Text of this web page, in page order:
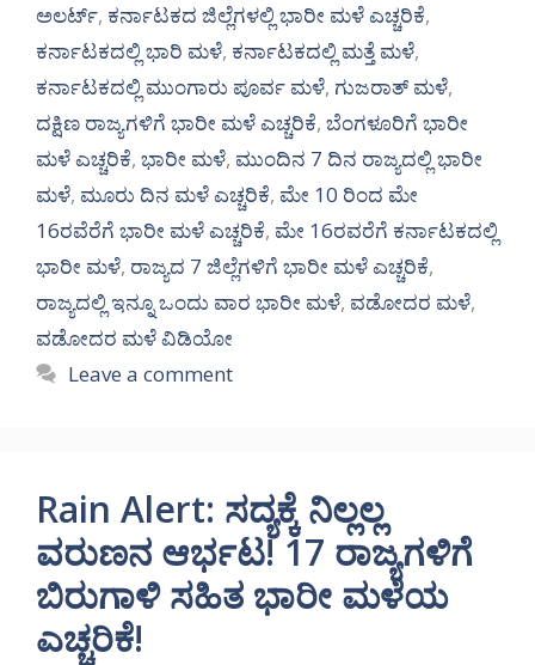
ಅಲರ್ಟ್‌, ಕರ್ನಾಟಕದ ಜಿಲ್ಲೆಗಳಲ್ಲಿ ಭಾರೀ ಮಳೆ ಎಚ್ಚರಿಕೆ,
ಕರ್ನಾಟಕದಲ್ಲಿ ಭಾರಿ ಮಳೆ, ಕರ್ನಾಟಕದಲ್ಲಿ ಮತ್ತೆ ಮಳೆ,
ಕರ್ನಾಟಕದಲ್ಲಿ ಮುಂಗಾರು ಪೂರ್ವ ಮಳೆ, ಗುಜರಾತ್ ಮಳೆ,
ದಕ್ಷಿಣ ರಾಜ್ಯಗಳಿಗೆ ಭಾರೀ ಮಳೆ ಎಚ್ಚರಿಕೆ, ಬೆಂಗಳೂರಿಗೆ ಭಾರೀ
ಮಳೆ ಎಚ್ಚರಿಕೆ, ಭಾರೀ ಮಳೆ, ಮುಂದಿನ 7 ದಿನ ರಾಜ್ಯದಲ್ಲಿ ಭಾರೀ
ಮಳೆ, ಮೂರು ದಿನ ಮಳೆ ಎಚ್ಚರಿಕೆ, ಮೇ 10 ರಿಂದ ಮೇ
16ರವೆರೆಗೆ ಭಾರೀ ಮಳೆ ಎಚ್ಚರಿಕೆ, ಮೇ 16ರವರೆಗೆ ಕರ್ನಾಟಕದಲ್ಲಿ
ಭಾರೀ ಮಳೆ, ರಾಜ್ಯದ 7 ಜಿಲ್ಲೆಗಳಿಗೆ ಭಾರೀ ಮಳೆ ಎಚ್ಚರಿಕೆ,
ರಾಜ್ಯದಲ್ಲಿ ಇನ್ನೂ ಒಂದು ವಾರ ಭಾರೀ ಮಳೆ, ವಡೋದರ ಮಳೆ,
ವಡೋದರ ಮಳೆ ವಿಡಿಯೋ
Leave a comment
Rain Alert: ಸದ್ಯಕ್ಕೆ ನಿಲ್ಲಲ್ಲ
ವರುಣನ ಆರ್ಭಟ! 17 ರಾಜ್ಯಗಳಿಗೆ
ಬಿರುಗಾಳಿ ಸಹಿತ ಭಾರೀ ಮಳೆಯ
ಎಚ್ಚರಿಕೆ!